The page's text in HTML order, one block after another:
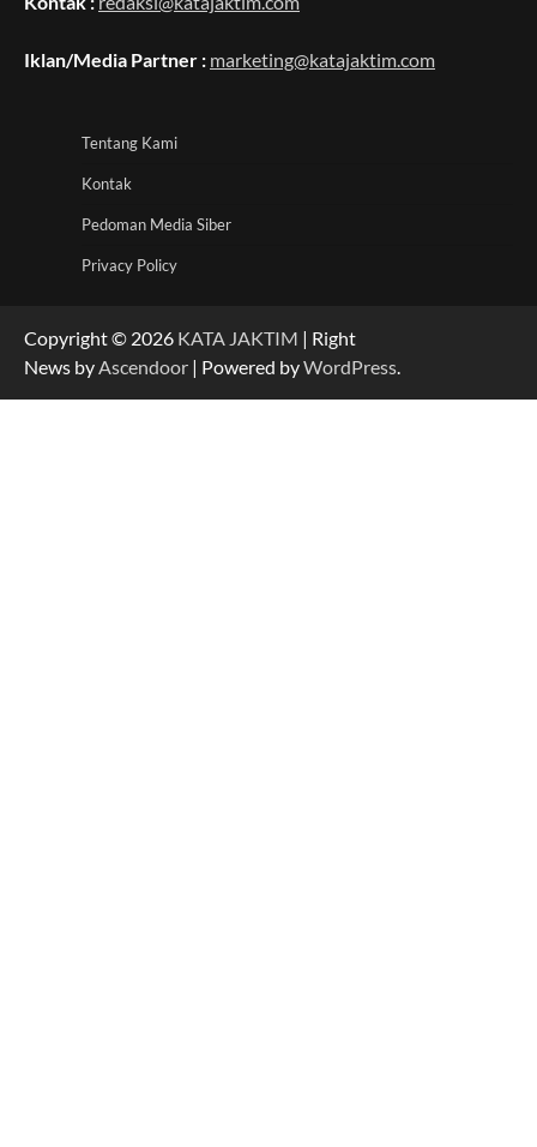
Iklan/Media Partner : marketing@katajaktim.com
Tentang Kami
Kontak
Pedoman Media Siber
Privacy Policy
Copyright © 2026 KATA JAKTIM | Right
News byAscendoor | Powered byWordPress.